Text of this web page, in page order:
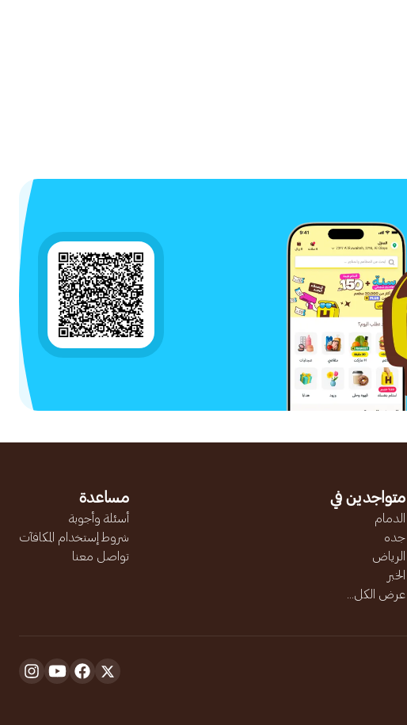
متواجدين في
الدمام
جده
الرياض
الخبر
عرض الكل...
مساعدة
أسئلة وأجوبة
شروط إستخدام المكافآت
تواصل معنا